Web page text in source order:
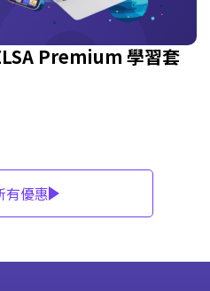
Premium 學習套
有優惠